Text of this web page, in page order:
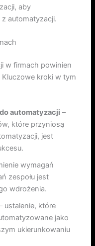
aby
automatyzacji.
w firmach powinien
kroki w tym
automatyzacji –
które przyniosą
jest
wymagań
zespołu jest
wdrożenia.
ustalenie, które
jako
ukierunkowaniu